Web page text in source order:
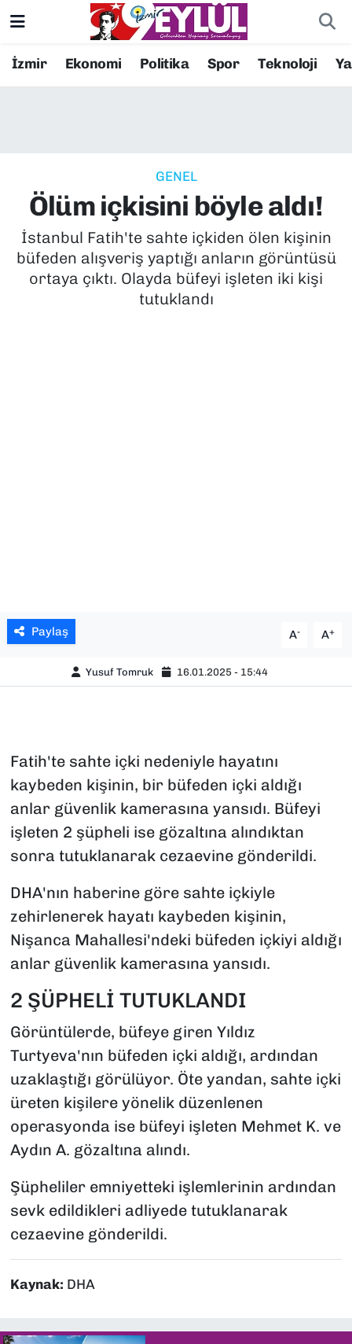
İzmir Ekonomi Politika Spor Teknoloji
GENEL
Ölüm içkisini böyle aldı!
İstanbul Fatih'te sahte içkiden ölen kişinin
büfeden alışveriş yaptığı anların görüntüsü
ortaya çıktı. Olayda büfeyi işleten iki kişi
tutuklandı
Paylaş A- A+
Yusuf Tomruk 16.01.2025 - 15:44
Fatih'te sahte içki nedeniyle hayatını
kaybeden kişinin, bir büfeden içki aldığı
anlar güvenlik kamerasına yansıdı. Büfeyi
işleten 2 şüpheli ise gözaltına alındıktan
sonra tutuklanarak cezaevine gönderildi.
DHA'nın haberine göre sahte içkiyle
zehirlenerek hayatı kaybeden kişinin,
Nişanca Mahallesi'ndeki büfeden içkiyi aldığı
anlar güvenlik kamerasına yansıdı.
2 ŞÜPHELİ TUTUKLANDI
Görüntülerde, büfeye giren Yıldız
Turtyeva'nın büfeden içki aldığı, ardından
uzaklaştığı görülüyor. Öte yandan, sahte içki
üreten kişilere yönelik düzenlenen
operasyonda ise büfeyi işleten Mehmet K. ve
Aydın A. gözaltına alındı.
Şüpheliler emniyetteki işlemlerinin ardından
sevk edildikleri adliyede tutuklanarak
cezaevine gönderildi.
Kaynak: DHA
Resmi İlanlar
EKONOMİ
KÜLTÜR SANAT
Konak Nöbetçi Eczaneler
Süper Lig Puan Durumu ve Fikstür
Tüm Manşetler
Son Dakika Haberleri